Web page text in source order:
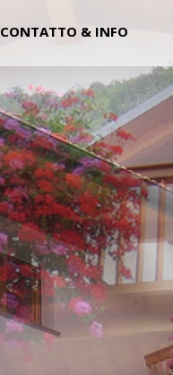
CONTATTO & INFO